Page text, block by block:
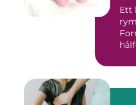
Ett